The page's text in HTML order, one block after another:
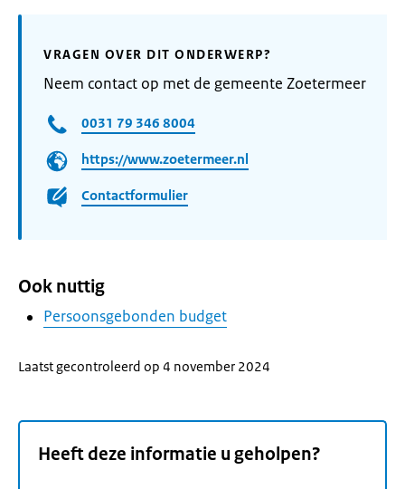
VRAGEN OVER DIT ONDERWERP?
Neem contact op met de gemeente Zoetermeer
0031 79 346 8004
https://www.zoetermeer.nl
Contactformulier
Ook nuttig
Persoonsgebonden budget
Laatst gecontroleerd op 4 november 2024
Heeft deze informatie u geholpen?